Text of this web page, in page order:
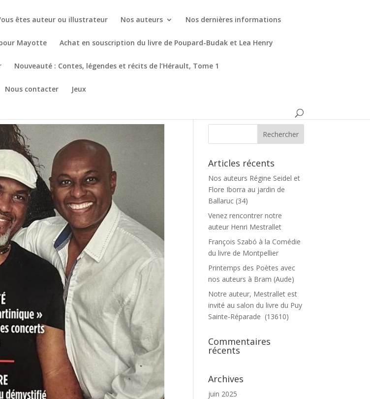
êtes auteur ou illustrateur Nos auteurs Nos dernières informations
Mayotte Achat en souscription du livre de Poupard-Budak et Lea Henry
Nouveauté : Contes, légendes et récits de l’Hérault, Tome 1
Nous contacter Jeux
Articles récents
Nos auteurs Régine Seidel et
Flore Iborra au jardin de
Ballaruc (34)
Venez rencontrer notre
auteur Henri Mestrallet
François Szabó à la Comédie
du livre de Montpellier
Printemps des Poètes avec
nos auteurs à Bram (Aude)
Notre auteur, Mestrallet est
invité au salon du livre du Puy
Sainte-Réparade (13610)
Commentaires
récents
Archives
juin 2025